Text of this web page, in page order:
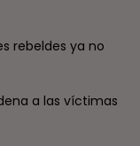
rebeldes ya no
a las víctimas